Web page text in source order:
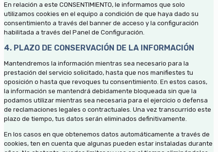
En relación a este CONSENTIMIENTO, le informamos que solo
utilizamos cookies en el equipo a condición de que haya dado su
consentimiento a través del banner de acceso y la configuración
habilitada a través del Panel de Configuración.
4. PLAZO DE CONSERVACIÓN DE LA INFORMACIÓN
Mantendremos la información mientras sea necesario para la
prestación del servicio solicitado, hasta que nos manifiestes tu
oposición o hasta que revoques tu consentimiento. En estos casos,
la información se mantendrá debidamente bloqueada sin que la
podamos utilizar mientras sea necesaria para el ejercicio o defensa
de reclamaciones legales o contractuales. Una vez transcurrido este
plazo de tiempo, tus datos serán eliminados definitivamente.
En los casos en que obtenemos datos automáticamente a través de
cookies, ten en cuenta que algunas pueden estar instaladas durante